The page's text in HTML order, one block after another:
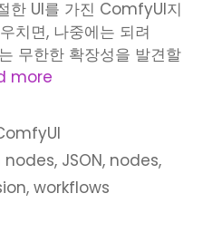
한 UI를 가진 ComfyUI지
치면, 나중에는 되려
무한한 확장성을 발견할
more
nodes, JSON, nodes,
, workflows